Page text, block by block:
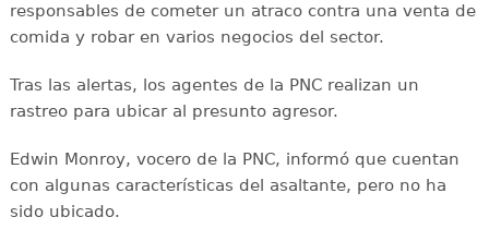
responsables de cometer un atraco contra una venta de
comida y robar en varios negocios del sector.
Tras las alertas, los agentes de la PNC realizan un
rastreo para ubicar al presunto agresor.
Edwin Monroy, vocero de la PNC, informó que cuentan
con algunas características del asaltante, pero no ha
sido ubicado.